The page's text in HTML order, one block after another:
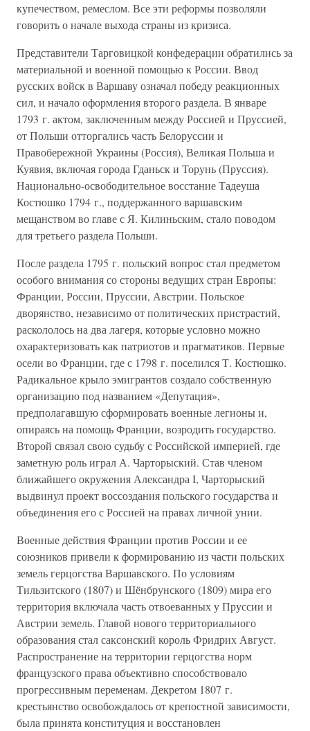
купечеством, ремеслом. Все эти реформы позволяли
говорить о начале выхода страны из кризиса.
Представители Тарговицкой конфедерации обратились за
материальной и военной помощью к России. Ввод
русских войск в Варшаву означал победу реакционных
сил, и начало оформления второго раздела. В январе
1793 г. актом, заключенным между Россией и Пруссией,
от Польши отторгались часть Белоруссии и
Правобережной Украины (Россия), Великая Польша и
Куявия, включая города Гданьск и Торунь (Пруссия).
Национально-освободительное восстание Тадеуша
Костюшко 1794 г., поддержанного варшавским
мещанством во главе с Я. Килиньским, стало поводом
для третьего раздела Польши.
После раздела 1795 г. польский вопрос стал предметом
особого внимания со стороны ведущих стран Европы:
Франции, России, Пруссии, Австрии. Польское
дворянство, независимо от политических пристрастий,
раскололось на два лагеря, которые условно можно
охарактеризовать как патриотов и прагматиков. Первые
осели во Франции, где с 1798 г. поселился Т. Костюшко.
Радикальное крыло эмигрантов создало собственную
организацию под названием «Депутация»,
предполагавшую сформировать военные легионы и,
опираясь на помощь Франции, возродить государство.
Второй связал свою судьбу с Российской империей, где
заметную роль играл А. Чарторыский. Став членом
ближайшего окружения Александра I, Чарторыский
выдвинул проект воссоздания польского государства и
объединения его с Россией на правах личной унии.
Военные действия Франции против России и ее
союзников привели к формированию из части польских
земель герцогства Варшавского. По условиям
Тильзитского (1807) и Шёнбрунского (1809) мира его
территория включала часть отвоеванных у Пруссии и
Австрии земель. Главой нового территориального
образования стал саксонский король Фридрих Август.
Распространение на территории герцогства норм
французского права объективно способствовало
прогрессивным переменам. Декретом 1807 г.
крестьянство освобождалось от крепостной зависимости,
была принята конституция и восстановлен